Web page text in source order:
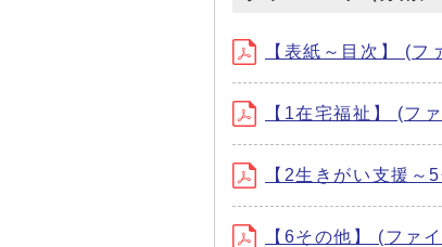
【表紙～目次】 (
【1在宅福祉】 (フ
【2生きがい支援
【6その他】 (ファ